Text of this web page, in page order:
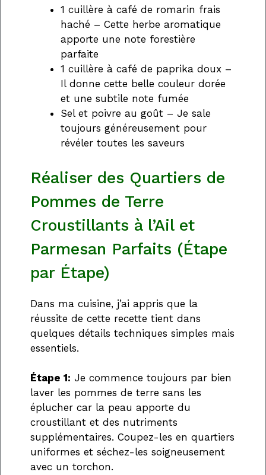
1 cuillère à café de romarin frais
haché – Cette herbe aromatique
apporte une note forestière
parfaite
1 cuillère à café de paprika doux –
Il donne cette belle couleur dorée
et une subtile note fumée
Sel et poivre au goût – Je sale
toujours généreusement pour
révéler toutes les saveurs
Réaliser des Quartiers de
Pommes de Terre
Croustillants à l’Ail et
Parmesan Parfaits (Étape
par Étape)
Dans ma cuisine, j’ai appris que la
réussite de cette recette tient dans
quelques détails techniques simples mais
essentiels.
Étape 1: Je commence toujours par bien
laver les pommes de terre sans les
éplucher car la peau apporte du
croustillant et des nutriments
supplémentaires. Coupez-les en quartiers
uniformes et séchez-les soigneusement
avec un torchon.